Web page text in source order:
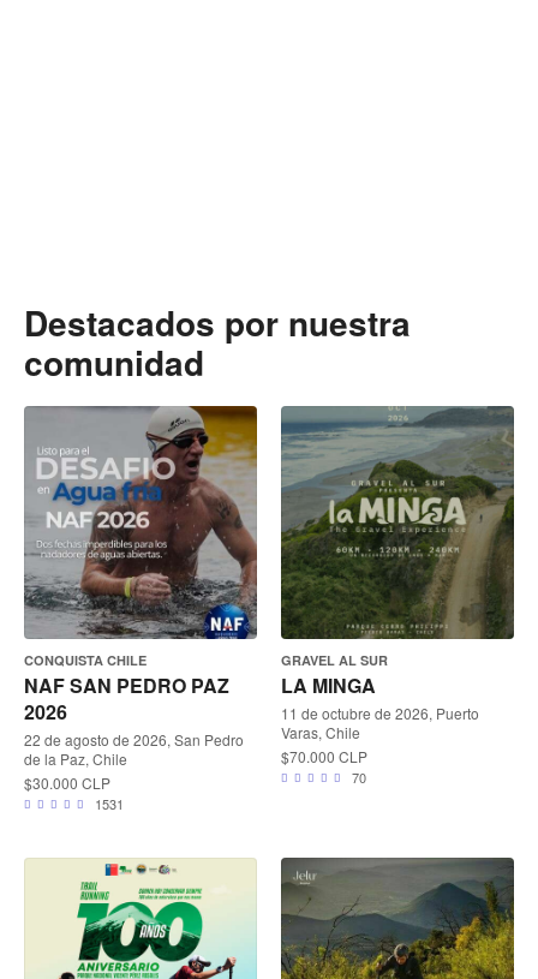
Destacados por nuestra
comunidad
CONQUISTA CHILE
NAF SAN PEDRO PAZ
2026
22 de agosto de 2026, San Pedro
de la Paz, Chile
$30.000 CLP
1531
GRAVEL AL SUR
LA MINGA
11 de octubre de 2026, Puerto
Varas, Chile
$70.000 CLP
70